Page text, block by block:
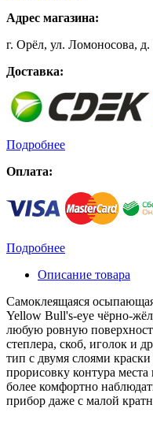
Адрес магазина:
г. Орёл, ул. Ломоносова,
Доставка:
Подробнее
Оплата:
Подробнее
Описание товара
Самоклеящаяся
Yellow Bull's-eye чёрно-
любую ровную
степлера, скоб, иголок и
тип с двумя слоями
прорисовку контура
более комфортно
прибор даже с малой